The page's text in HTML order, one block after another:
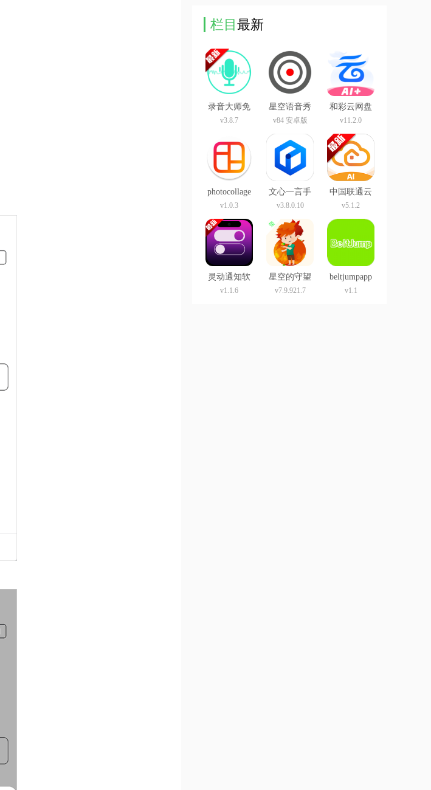
栏目最新
录音大师免
费版
v3.8.7
星空语音秀
xp模块
v84 安卓版
和彩云网盘
app最新版
盘)
v11.2.0
photocollage
app
v1.0.3
文心一言手
机版
v3.8.0.10
中国联通云
盘app官方版
v5.1.2
灵动通知软
件灵动岛
v1.1.6
星空的守望
app
v7.9.921.7
beltjumpapp
v1.1